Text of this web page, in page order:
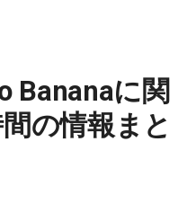
2026-07-12
2025-12-26
2026-07-12
2025-12-26
2026-05-31
2026-06-12
2026-06-07
2025-11-30
2026-06-07
2026-06-07
2025-11-23
2026-06-07
2025-11-23
2026-06-14
2026-06-07
2026-07-12
2025-12-26
2026-06-07
2026-07-11
2026-06-10
2026-06-06
2026-07-11
2026-06-07
Bananaに関
の情報まと